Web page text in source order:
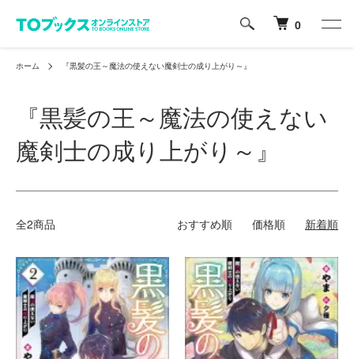
0
ホーム 『黒髪の王～魔法の使えない魔剣士の成り上がり～』
『黒髪の王～魔法の使えない
魔剣士の成り上がり～』
全2商品 おすすめ順 価格順 新着順